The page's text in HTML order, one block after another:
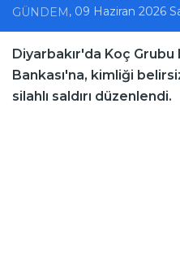
GÜNDEM , 09 Haziran 2026
Diyarbakır'da Koç
Bankası'na, kimliği
silahlı saldırı düzenlendi.